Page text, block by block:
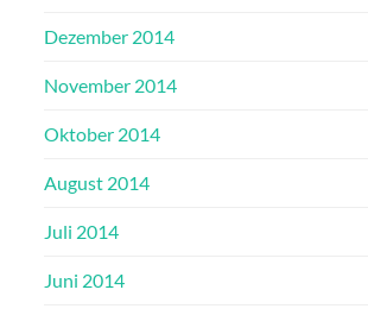
Dezember 2014
November 2014
Oktober 2014
August 2014
Juli 2014
Juni 2014